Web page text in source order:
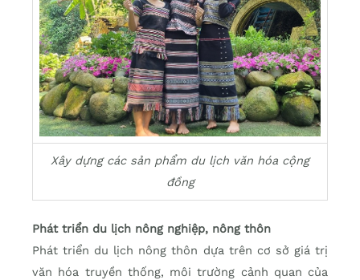
Xây dựng các sản phẩm du lịch văn hóa cộng
đồng
Phát triển du lịch nông nghiệp, nông thôn
Phát triển du lịch nông thôn dựa trên cơ sở giá trị
văn hóa truyền thống, môi trường cảnh quan của